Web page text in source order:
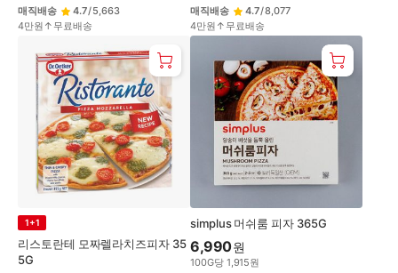
매직배송
4.7/5,663
4만원↑무료배송
매직배송
4.7/8,077
4만원↑무료배송
리스토란테 모짜렐라치즈피자 35
5G
1+1 simplus 머쉬룸 피자 365G
6,990원
100G당 1,915원